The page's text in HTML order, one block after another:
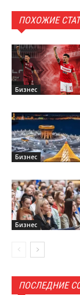
ПОХОЖИЕ
Бизнес
Бизнес
Бизнес
ПОСЛЕДНИЕ